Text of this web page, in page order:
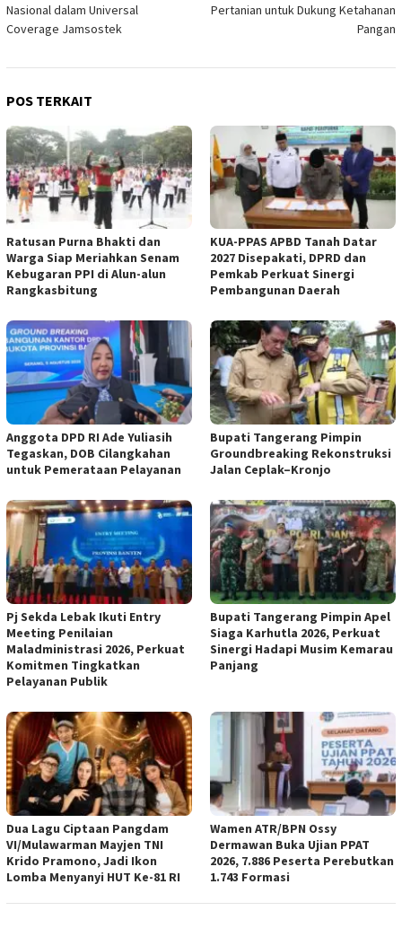
Nasional dalam Universal
Coverage Jamsostek
Pertanian untuk Dukung Ketahanan
Pangan
POS TERKAIT
Ratusan Purna Bhakti dan
Warga Siap Meriahkan Senam
Kebugaran PPI di Alun-alun
Rangkasbitung
KUA-PPAS APBD Tanah Datar
2027 Disepakati, DPRD dan
Pemkab Perkuat Sinergi
Pembangunan Daerah
Anggota DPD RI Ade Yuliasih
Tegaskan, DOB Cilangkahan
untuk Pemerataan Pelayanan
Bupati Tangerang Pimpin
Groundbreaking Rekonstruksi
Jalan Ceplak–Kronjo
Pj Sekda Lebak Ikuti Entry
Meeting Penilaian
Maladministrasi 2026, Perkuat
Komitmen Tingkatkan
Pelayanan Publik
Bupati Tangerang Pimpin Apel
Siaga Karhutla 2026, Perkuat
Sinergi Hadapi Musim Kemarau
Panjang
Dua Lagu Ciptaan Pangdam
VI/Mulawarman Mayjen TNI
Krido Pramono, Jadi Ikon
Lomba Menyanyi HUT Ke-81 RI
Wamen ATR/BPN Ossy
Dermawan Buka Ujian PPAT
2026, 7.886 Peserta Perebutkan
1.743 Formasi